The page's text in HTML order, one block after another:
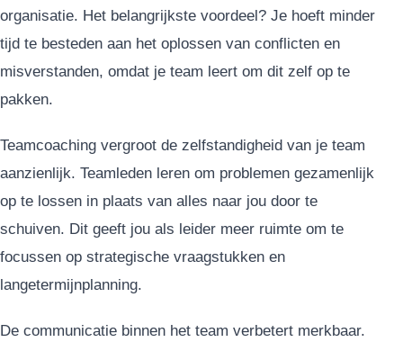
organisatie. Het belangrijkste voordeel? Je hoeft minder
tijd te besteden aan het oplossen van conflicten en
misverstanden, omdat je team leert om dit zelf op te
pakken.
Teamcoaching vergroot de zelfstandigheid van je team
aanzienlijk. Teamleden leren om problemen gezamenlijk
op te lossen in plaats van alles naar jou door te
schuiven. Dit geeft jou als leider meer ruimte om te
focussen op strategische vraagstukken en
langetermijnplanning.
De communicatie binnen het team verbetert merkbaar.